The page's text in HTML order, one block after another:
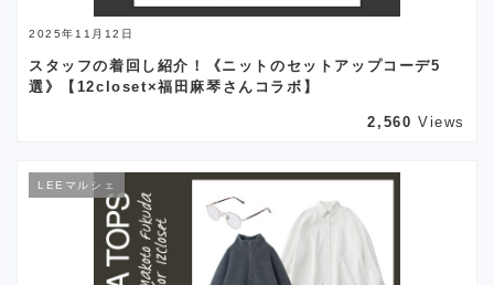
2025年11月12日
スタッフの着回し紹介！《ニットのセットアップコーデ5
選》【12closet×福田麻琴さんコラボ】
2,560 Views
LEEマルシェ